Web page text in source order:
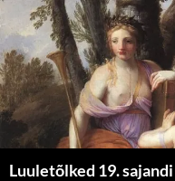
Luuletõlked 19.